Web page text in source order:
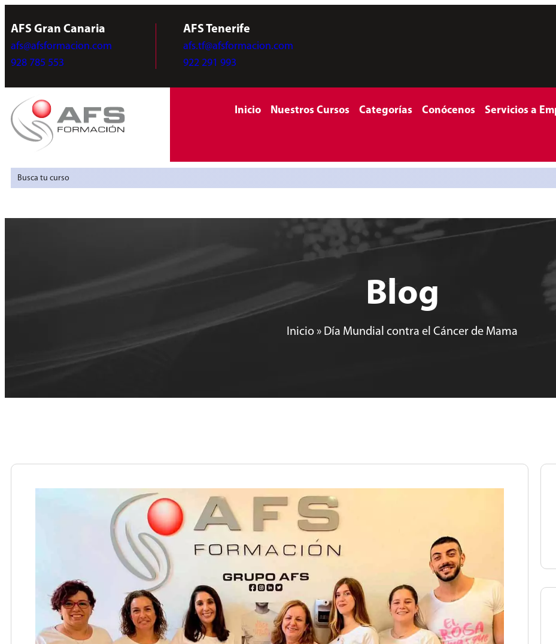
AFS Gran Canaria
afs@afsformacion.com
928 785 553
AFS Tenerife
afs.tf@afsformacion.com
922 291 993
Inicio Nuestros Cursos Categorías Conócenos Servicios a
Blog
Inicio » Día Mundial contra el Cáncer de Mama